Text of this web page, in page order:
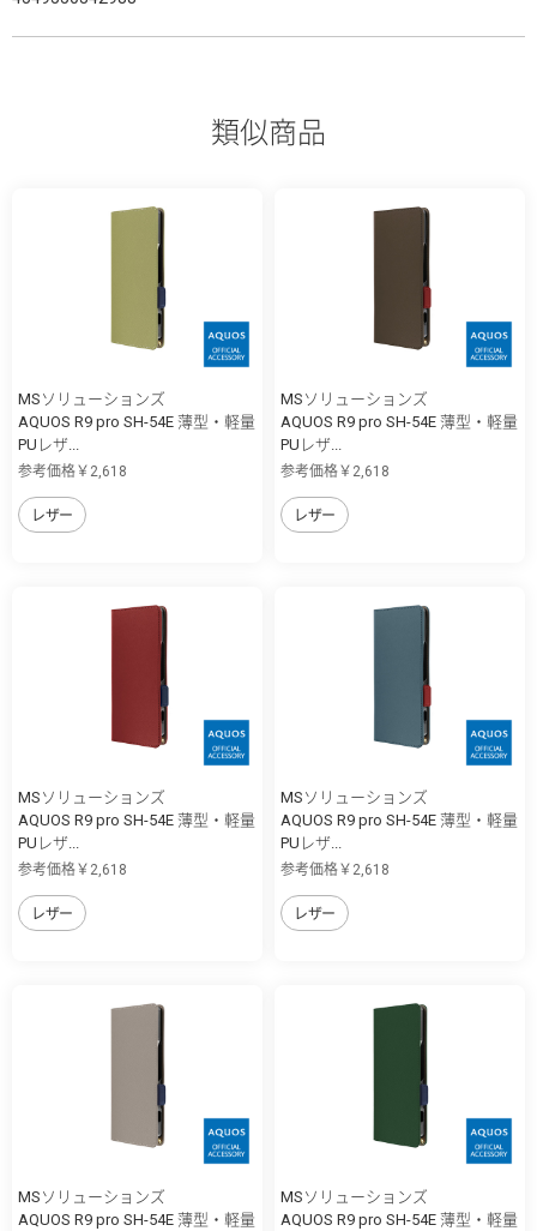
類似商品
MSソリューションズ
AQUOS R9 pro SH-54E 薄型・軽量
PUレザ...
参考価格￥2,618
レザー
MSソリューションズ
AQUOS R9 pro SH-54E 薄型・軽量
PUレザ...
参考価格￥2,618
レザー
MSソリューションズ
AQUOS R9 pro SH-54E 薄型・軽量
PUレザ...
参考価格￥2,618
レザー
MSソリューションズ
AQUOS R9 pro SH-54E 薄型・軽量
PUレザ...
参考価格￥2,618
レザー
MSソリューションズ
AQUOS R9 pro SH-54E 薄型・軽量
MSソリューションズ
AQUOS R9 pro SH-54E 薄型・軽量